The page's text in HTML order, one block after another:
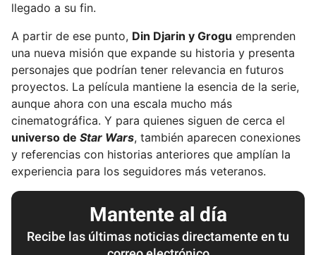
llegado a su fin.
A partir de ese punto, Din Djarin y Grogu emprenden
una nueva misión que expande su historia y presenta
personajes que podrían tener relevancia en futuros
proyectos. La película mantiene la esencia de la serie,
aunque ahora con una escala mucho más
cinematográfica. Y para quienes siguen de cerca el
universo de Star Wars, también aparecen conexiones
y referencias con historias anteriores que amplían la
experiencia para los seguidores más veteranos.
Mantente al día
Recibe las últimas noticias directamente en tu